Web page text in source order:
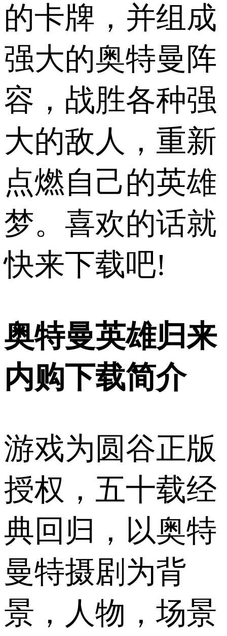
的卡牌，并组成
强大的奥特曼阵
容，战胜各种强
大的敌人，重新
点燃自己的英雄
梦。喜欢的话就
快来下载吧!
奥特曼英雄归来
内购下载简介
游戏为圆谷正版
授权，五十载经
典回归，以奥特
曼特摄剧为背
景，人物，场景